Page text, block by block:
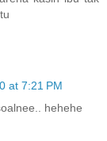
at 7:21 PM
hehehe